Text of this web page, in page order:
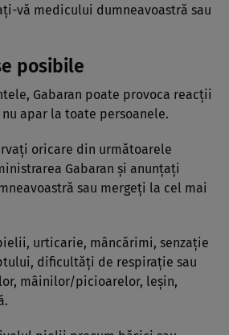
vă medicului dumneavoastră sau
posibile
Gabaran poate provoca reacţii
apar la toate persoanele.
oricare din următoarele
Gabaran şi anunţaţi
sau mergeţi la cel mai
urticarie, mâncărimi, senzaţie
dificultăţi de respiraţie sau
mâinilor/picioarelor, leşin,